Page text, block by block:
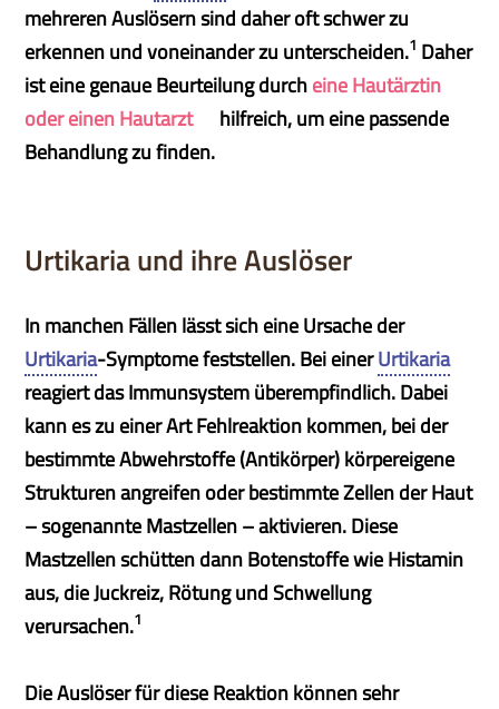
mehreren Auslösern sind daher oft schwer zu
erkennen und voneinander zu unterscheiden.1 Daher
ist eine genaue Beurteilung durcheine Hautärztin
oder einen Hautarzt
hilfreich, um eine passende
Behandlung zu finden.
Urtikaria und ihre Auslöser
In manchen Fällen lässt sich eine Ursache der
Urtikaria-Symptome feststellen. Bei einerUrtikaria
reagiert das Immunsystem überempfindlich. Dabei
kann es zu einer Art Fehlreaktion kommen, bei der
bestimmte Abwehrstoffe (Antikörper) körpereigene
Strukturen angreifen oder bestimmte Zellen der Haut
– sogenannte Mastzellen – aktivieren. Diese
Mastzellen schütten dann Botenstoffe wie Histamin
aus, die Juckreiz, Rötung und Schwellung
verursachen.1
Die Auslöser für diese Reaktion können sehr